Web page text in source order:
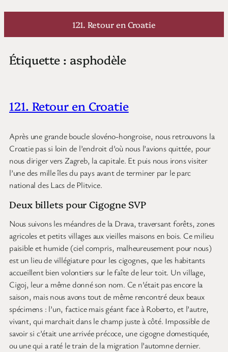
Aller
121. Retour en Croatie
Étiquette : asphodèle
121. Retour en Croatie
Après une grande boucle slovéno-hongroise, nous retrouvons la
Croatie pas si loin de l’endroit d’où nous l’avions quittée, pour
nous diriger vers Zagreb, la capitale. Et puis nous irons visiter
l’une des mille îles du pays avant de terminer par le parc
national des Lacs de Plitvice.
Deux billets pour Cigogne SVP
Nous suivons les méandres de la Drava, traversant forêts, zones
agricoles et petits villages aux vieilles maisons en bois. Ce milieu
paisible et humide (ciel compris, malheureusement pour nous)
est un lieu de villégiature pour les cigognes, que les habitants
accueillent bien volontiers sur le faîte de leur toit. Un village,
Cigoj, leur a même donné son nom. Ce n’était pas encore la
saison, mais nous avons tout de même rencontré deux beaux
spécimens : l’un, factice mais géant face à Roberto, et l’autre,
vivant, qui marchait dans le champ juste à côté. Impossible de
savoir si c’était une arrivée précoce, une cigogne domestiquée,
ou une qui a raté le train de la migration l’automne dernier.